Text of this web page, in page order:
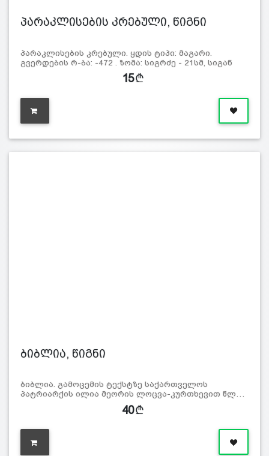
პარაკლისების კრებული, წიგნი
პარაკლისების კრებული. ყდის ტიპი: მაგარი.
გვერდების რ-ბა: -472 . ზომა: სიგრძე - 21სმ, სიგან
15
ბიბლია, წიგნი
ბიბლია. გამოცემის ტექსტზე საქართველოს
პატრიარქის ილია მეორის ლოცვა-კურთხევით წლ…
40